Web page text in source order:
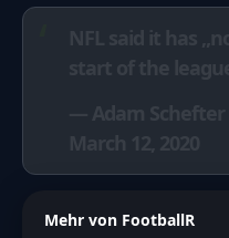
Mehr von FootballR